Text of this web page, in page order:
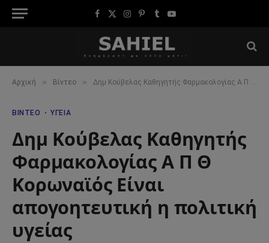
Facebook
X
Instagram
Pinterest
TumblrYouTube
Αρχική » Βίντεο » Δημ Κούβελας Καθηγητής Φαρμακολογίας Α Π Θ Κορωναϊός Είναι απογοητευτική η πολιτική υγείας
ΒΊΝΤΕΟ ΥΓΕΊΑ
Δημ Κούβελας Καθηγητής
Φαρμακολογίας Α Π Θ
Κορωναϊός Είναι
απογοητευτική η πολιτική
υγείας